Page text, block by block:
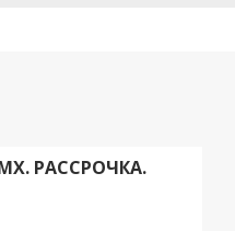
РАССРОЧКА.